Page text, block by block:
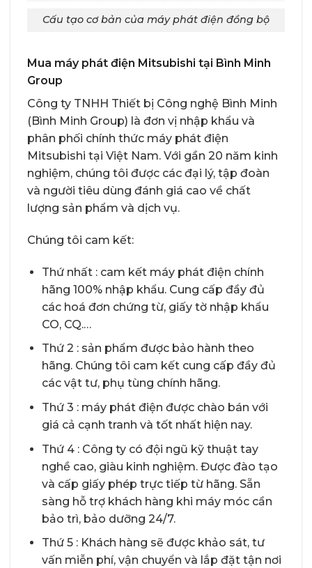
Cấu tạo cơ bản của máy phát điện đồng bộ
Mua máy phát điện Mitsubishi tại Bình Minh
Group
Công ty TNHH Thiết bị Công nghệ Bình Minh
(Bình Minh Group) là đơn vị nhập khẩu và
phân phối chính thức máy phát điện
Mitsubishi tại Việt Nam. Với gần 20 năm kinh
nghiệm, chúng tôi được các đại lý, tập đoàn
và người tiêu dùng đánh giá cao về chất
lượng sản phẩm và dịch vụ.
Chúng tôi cam kết:
Thứ nhất : cam kết máy phát điện chính
hãng 100% nhập khẩu. Cung cấp đầy đủ
các hoá đơn chứng từ, giấy tờ nhập khẩu
CO, CQ.…
Thứ 2 : sản phẩm được bảo hành theo
hãng. Chúng tôi cam kết cung cấp đầy đủ
các vật tư, phụ tùng chính hãng.
Thứ 3 : máy phát điện được chào bán với
giá cả cạnh tranh và tốt nhất hiện nay.
Thứ 4 : Công ty có đội ngũ kỹ thuật tay
nghề cao, giàu kinh nghiệm. Được đào tạo
và cấp giấy phép trực tiếp từ hãng. Sẵn
sàng hỗ trợ khách hàng khi máy móc cần
bảo trì, bảo dưỡng 24/7.
Thứ 5 : Khách hàng sẽ được khảo sát, tư
vấn miễn phí, vận chuyển và lắp đặt tận nơi